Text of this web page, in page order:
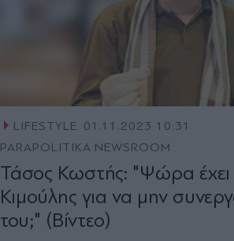
LIFESTYLE 01.11.2023 10:31
PARAPOLITIKA NEWSROOM
Τάσος Κωστής: "Ψώρα έχει
Κιμούλης για να μην
του;" (Βίντεο)